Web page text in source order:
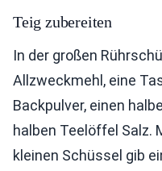
Teig zubereiten
In der großen
Allzweckmehl, eine
Backpulver, einen
halben Teelöffel Salz.
kleinen Schüssel gib